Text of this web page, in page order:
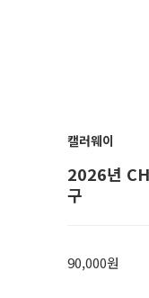
캘러웨이
2026년
구
90,000원